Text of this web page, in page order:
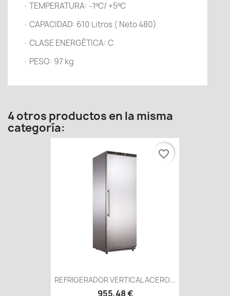
· TEMPERATURA: -1ºC/ +5ºC
· CAPACIDAD: 610 Litros ( Neto 480)
· CLASE ENERGÉTICA: C
· PESO: 97 kg
4 otros productos en la misma
categoría:
REFRIGERADOR VERTICAL ACERO...
955,48 €
favorite_border